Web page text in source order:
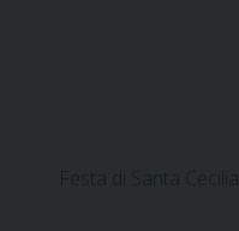
Festa di Santa Cecilia